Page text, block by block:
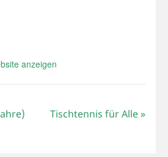
anzeigen
Tischtennis für Alle»